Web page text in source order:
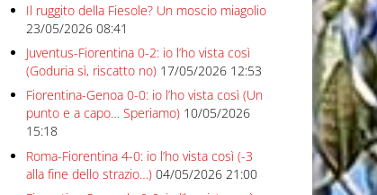
Il ruggito della Fiesole? Un moscio miagolio
23/05/2026 08:41
Juventus-Fiorentina 0-2: io l’ho vista così
(Goduria sì, riscatto no) 17/05/2026 12:53
Fiorentina-Genoa 0-0: io l’ho vista così (Un
punto e a capo… Speriamo) 10/05/2026
15:18
Roma-Fiorentina 4-0: io l’ho vista così (-3
alla fine dello strazio…) 04/05/2026 21:00